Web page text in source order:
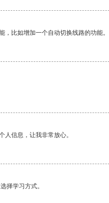
比如增加一个自动切换线路的功能。
信息，让我非常放心。
择学习方式。